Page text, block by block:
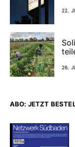
22.
26.
ABO: JETZT